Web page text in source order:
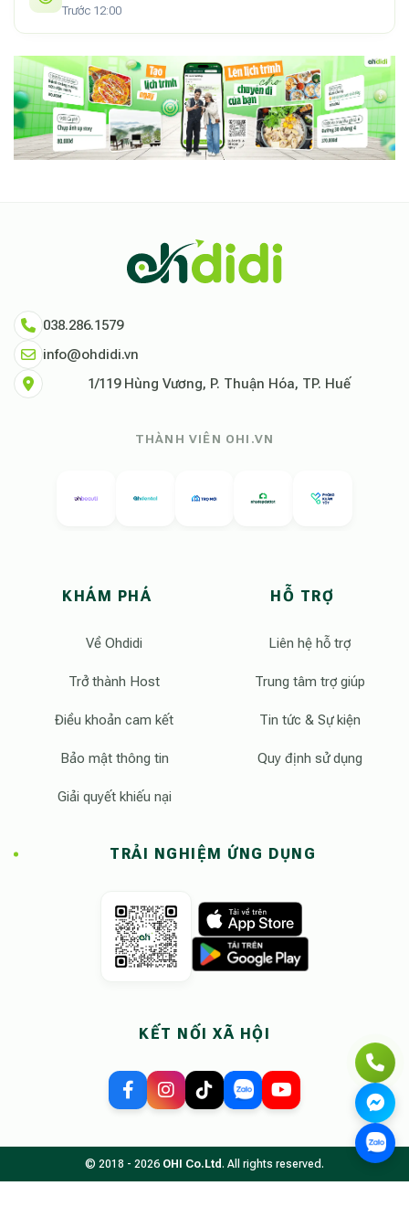
Trước 12:00
038.286.1579
info@ohdidi.vn
1/119 Hùng Vương, P. Thuận Hóa, TP. Huế
THÀNH VIÊN OHI.VN
KHÁM PHÁ
Về Ohdidi
Trở thành Host
Điều khoản cam kết
Bảo mật thông tin
Giải quyết khiếu nại
HỖ TRỢ
Liên hệ hỗ trợ
Trung tâm trợ giúp
Tin tức & Sự kiện
Quy định sử dụng
TRẢI NGHIỆM ỨNG DỤNG
KẾT NỐI XÃ HỘI
© 2018 - 2026 OHI Co.Ltd. All rights reserved.